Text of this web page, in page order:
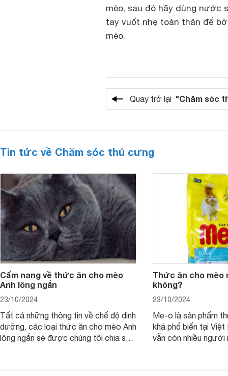
mèo, sau đó hãy dùng nước
tay vuốt nhẹ toàn thân để
mèo.
Quay trở lại "Chăm sóc
Tin tức về Chăm sóc thú cưng
Cẩm nang về thức ăn cho mèo
Anh lông ngắn
23/10/2024
Tất cả những thông tin về chế độ dinh
dưỡng, các loại thức ăn cho mèo Anh
lông ngắn sẽ được chúng tôi chia sẻ
Thức ăn cho mèo
không?
23/10/2024
Me-o là sản phẩm
khá phổ biến tại Việt
vẫn còn nhiều người